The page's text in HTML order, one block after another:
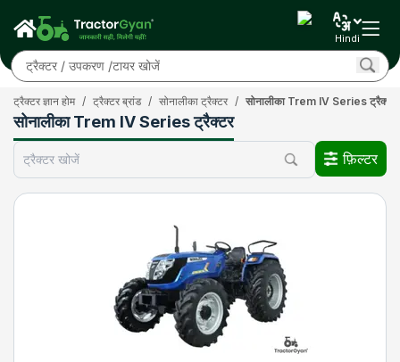
Hindi
सोनालीका Trem IV Series ट्रैक्टर
ट्रैक्टर ज्ञान होम / ट्रैक्टर ब्रांड / सोनालीका ट्रैक्टर / सोनालीका Trem IV Series ट्रैक्टर
फ़िल्टर